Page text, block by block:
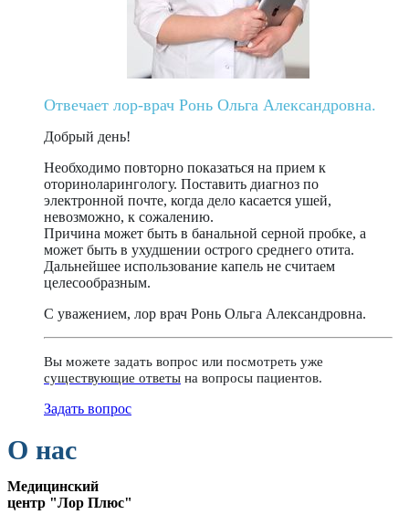
Отвечает лор-врач Ронь Ольга Александровна.
Добрый день!
Необходимо повторно показаться на прием к
оториноларингологу. Поставить диагноз по
электронной почте, когда дело касается ушей,
невозможно, к сожалению.
Причина может быть в банальной серной пробке, а
может быть в ухудшении острого среднего отита.
Дальнейшее использование капель не считаем
целесообразным.
С уважением, лор врач Ронь Ольга Александровна.
Вы можете задать вопрос или посмотреть уже
существующие ответы на вопросы пациентов.
Задать вопрос
О нас
Медицинский
центр "Лор Плюс"